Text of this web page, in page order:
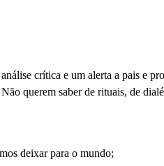
crítica e um alerta a pais e
querem saber de rituais, de
deixar para o mundo;